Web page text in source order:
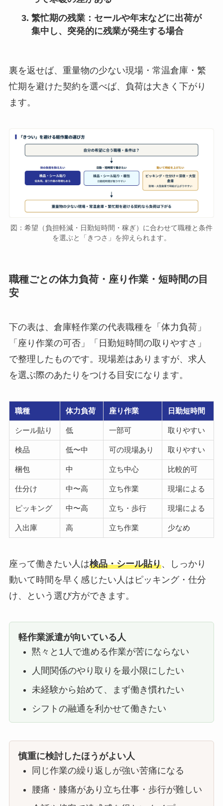
繁忙期の残業：セールや年末などに出荷が
集中し、突発的に残業が発生する場合
裏を返せば、重量物の少ない現場・常温倉庫・繁
忙期を避けた契約を選べば、負荷は大きく下がり
ます。
図：希望（負担軽減・日勤短時間・稼ぎ）に合わせて職種と条件
を選ぶと「きつさ」を抑えられます。
職種ごとの体力負荷・座り作業・短時間の目
安
下の表は、倉庫軽作業の代表職種を「体力負荷」
「座り作業の可否」「日勤短時間の取りやすさ」
で整理したものです。現場差はありますが、求人
を選ぶ際のあたりをつける目安になります。
職種 体力負荷 座り作業 日勤短時間
シール貼り 低 一部可 取りやすい
検品 低〜中 可の現場あり 取りやすい
梱包 中 立ち中心 比較的可
仕分け 中〜高 立ち作業 現場による
ピッキング 中〜高 立ち・歩行 現場による
入出庫 高 立ち作業 少なめ
座って働きたい人は検品・シール貼り、しっかり
動いて時間を早く感じたい人はピッキング・仕分
け、という選び方ができます。
軽作業派遣が向いている人
黙々と1人で進める作業が苦にならない
人間関係のやり取りを最小限にしたい
未経験から始めて、まず働き慣れたい
シフトの融通を利かせて働きたい
慎重に検討したほうがよい人
同じ作業の繰り返しが強い苦痛になる
腰痛・膝痛があり立ち仕事・歩行が難しい